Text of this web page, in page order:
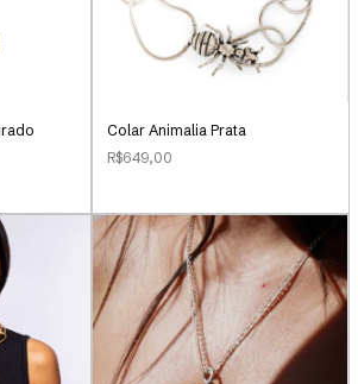
Colar Animalia Prata
R$649,00